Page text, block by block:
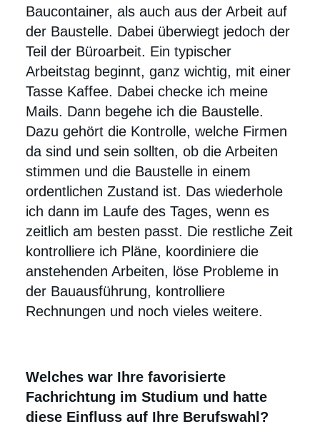
Baucontainer, als auch aus der Arbeit auf
der Baustelle. Dabei überwiegt jedoch der
Teil der Büroarbeit. Ein typischer
Arbeitstag beginnt, ganz wichtig, mit einer
Tasse Kaffee. Dabei checke ich meine
Mails. Dann begehe ich die Baustelle.
Dazu gehört die Kontrolle, welche Firmen
da sind und sein sollten, ob die Arbeiten
stimmen und die Baustelle in einem
ordentlichen Zustand ist. Das wiederhole
ich dann im Laufe des Tages, wenn es
zeitlich am besten passt. Die restliche Zeit
kontrolliere ich Pläne, koordiniere die
anstehenden Arbeiten, löse Probleme in
der Bauausführung, kontrolliere
Rechnungen und noch vieles weitere.
Welches war Ihre favorisierte
Fachrichtung im Studium und hatte
diese Einfluss auf Ihre Berufswahl?